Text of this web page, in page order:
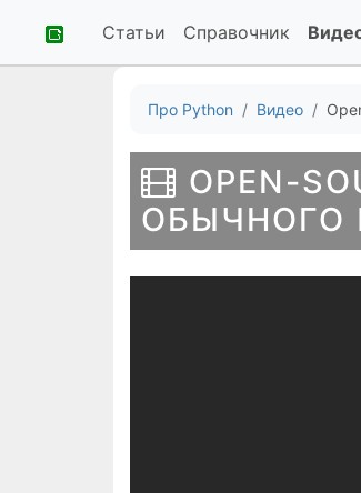
Статьи Справочник
Про Python Видео
OPEN-
ОБЫЧНОГО